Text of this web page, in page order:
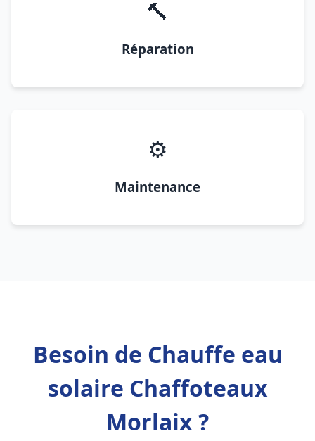
🔨
Réparation
⚙️
Maintenance
Besoin de Chauffe eau
solaire Chaffoteaux
Morlaix ?